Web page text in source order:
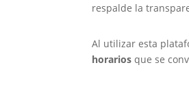
respalde la
Al utilizar esta
horarios que se